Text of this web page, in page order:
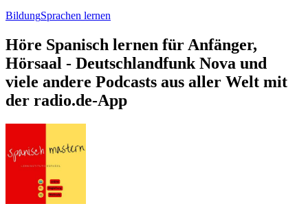
BildungSprachen lernen
Höre Spanisch lernen für Anfänger,
Hörsaal - Deutschlandfunk Nova und
viele andere Podcasts aus aller Welt mit
der radio.de-App